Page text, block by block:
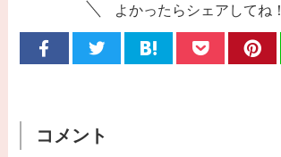
よかったらシェアしてね！
コメント